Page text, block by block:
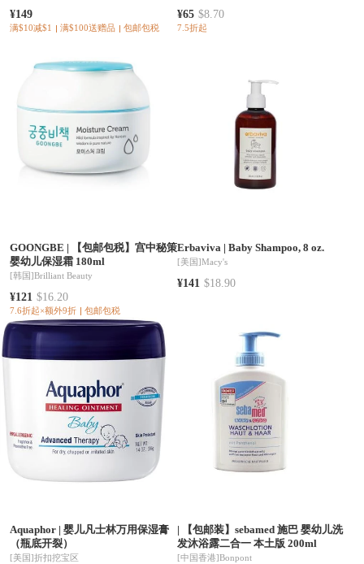
¥149
满$10减$1 满$100送赠品 包邮包税
¥65 $8.70
7.5折起
GOONGBE |
【包邮包税】宫中秘策
婴幼儿保湿霜 180ml
[韩国]Brilliant Beauty
¥121 $16.20
7.6折起×额外9折 包邮包税
Erbaviva |Baby Shampoo, 8 oz.
[美国]Macy's
¥141 $18.90
Aquaphor| 婴儿凡士林万用保湿膏
（瓶底开裂）
[美国]折扣挖宝区
|
【包邮装】sebamed 施巴 婴幼儿洗
发沐浴露二合一 本土版 200ml
[中国香港]Bonpont